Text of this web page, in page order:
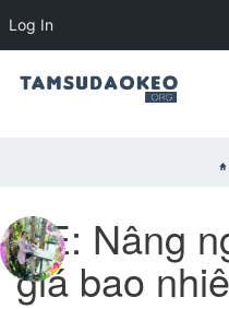
RE: Nâng
giá bao
Log In